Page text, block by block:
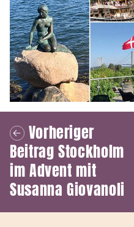
Vorheriger
BeitragStockholm
im Advent mit
Susanna Giovanoli